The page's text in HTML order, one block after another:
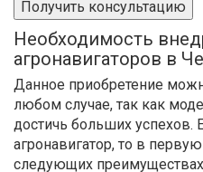
Получить консультацию
Необходимость
агронавигаторов в
Данное приобретение
любом случае, так как
достичь больших успехов.
агронавигатор, то в
следующих